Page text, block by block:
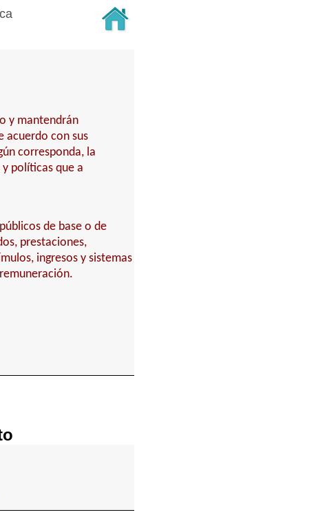
y mantendrán
acuerdo con sus
corresponda, la
políticas que a
de base o de
prestaciones,
ingresos y sistemas